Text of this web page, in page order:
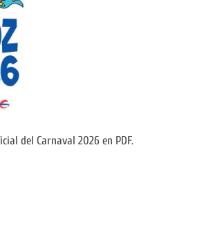
del Carnaval 2026 en PDF.